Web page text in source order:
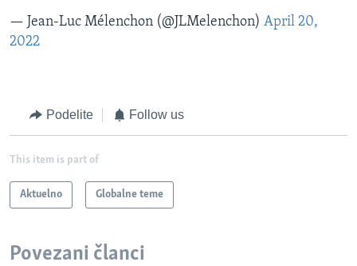
— Jean-Luc Mélenchon (@JLMelenchon) April 20,
2022
Podelite Follow us
This item is part of
Aktuelno Globalne teme
Povezani članci